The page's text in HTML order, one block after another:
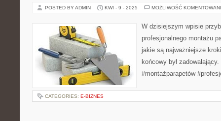
POSTED BY ADMIN KWI - 9 - 2025 MOŻLIWOŚĆ
W dzisiejszym wpisie
profesjonalnego montażu
jakie są najważniejsze
końcowy był
#montażparapetów
CATEGORIES: E-BIZNES